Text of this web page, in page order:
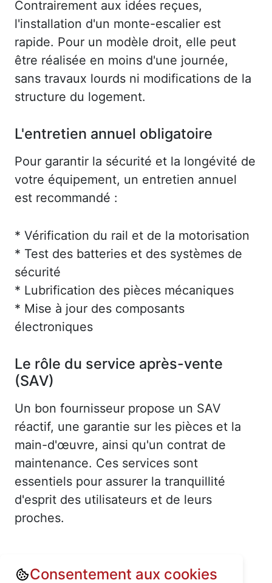
Contrairement aux idées reçues,
l'installation d'un monte-escalier est
rapide. Pour un modèle droit, elle peut
être réalisée en moins d'une journée,
sans travaux lourds ni modifications de la
structure du logement.
L'entretien annuel obligatoire
Pour garantir la sécurité et la longévité de
votre équipement, un entretien annuel
est recommandé :
* Vérification du rail et de la motorisation
* Test des batteries et des systèmes de
sécurité
* Lubrification des pièces mécaniques
* Mise à jour des composants
électroniques
Le rôle du service après-vente
(SAV)
Un bon fournisseur propose un SAV
réactif, une garantie sur les pièces et la
main-d'œuvre, ainsi qu'un contrat de
maintenance. Ces services sont
essentiels pour assurer la tranquillité
d'esprit des utilisateurs et de leurs
proches.
Consentement aux cookies